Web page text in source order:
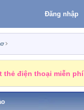
Đăng nhập
thẻ điện thoại miễn phí